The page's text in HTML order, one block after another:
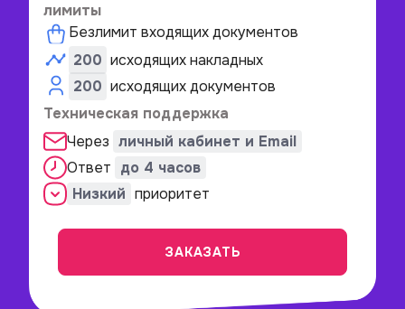
лимиты
Безлимит входящих документов
200 исходящих накладных
200 исходящих документов
Техническая поддержка
Через личный кабинет и Email
Ответ до 4 часов
Низкий приоритет
ЗАКАЗАТЬ